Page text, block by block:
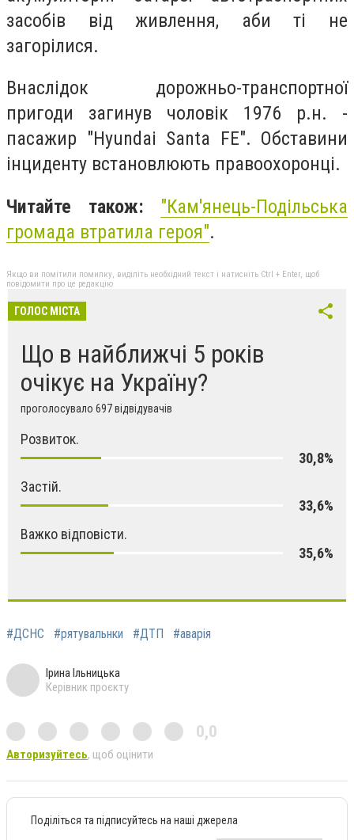
засобів від живлення, аби ті не
загорілися.
Внаслідок дорожньо-транспортної
пригоди загинув чоловік 1976 р.н. -
пасажир "Hyundai Santa FE". Обставини
інциденту встановлюють правоохоронці.
Читайте також: "Кам'янець-Подільська
громада втратила героя".
Якщо ви помітили помилку, виділіть необхідний текст і натисніть Ctrl + Enter, щоб
повідомити про це редакцію
ГОЛОС МІСТА
Що в найближчі 5 років
очікує на Україну?
проголосувало 697 відвідувачів
Розвиток.
30,8%
Застій.
33,6%
Важко відповісти.
35,6%
#ДСНС #рятувальнки #ДТП #аварія
Ірина Ільницька
Керівник проєкту
0,0
Авторизуйтесь, щоб оцінити
Поділіться та підписуйтесь на наші джерела